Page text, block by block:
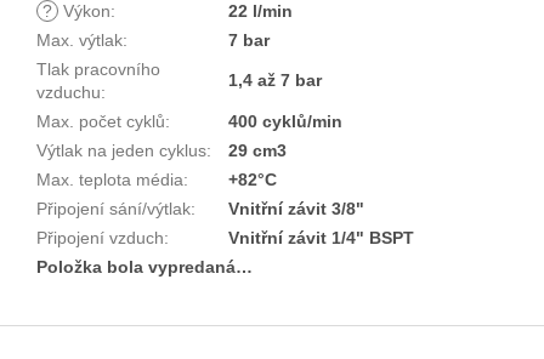
? Výkon:
22 l/min
Max. výtlak:
7 bar
Tlak pracovního
vzduchu:
1,4 až 7 bar
Max. počet cyklů:
400 cyklů/min
Výtlak na jeden cyklus:
29 cm3
Max. teplota média:
+82°C
Připojení sání/výtlak:
Vnitřní závit 3/8"
Připojení vzduch:
Vnitřní závit 1/4" BSPT
Položka bola vypredaná…